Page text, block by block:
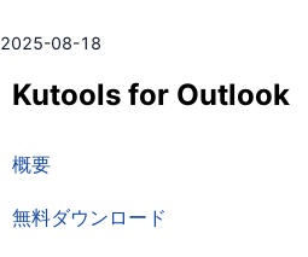
2025-08-18
Kutools for Outlook
概要
無料ダウンロード